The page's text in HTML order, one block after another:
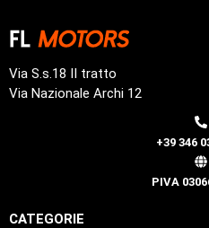
Via S.s.18 II tratto
Via Nazionale Archi 12
+39 346
PIVA
CATEGORIE